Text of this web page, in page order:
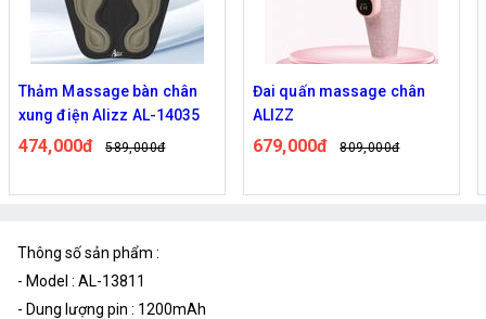
Thảm Massage bàn chân
xung điện Alizz AL-14035
474,000đ 589,000đ
Đai quấn massage chân
ALIZZ
679,000đ 809,000đ
Thông số sản phẩm :
- Model : AL-13811
- Dung lượng pin : 1200mAh